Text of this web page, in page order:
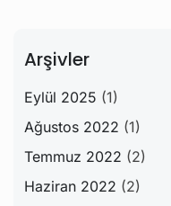
Arşivler
Eylül 2025 (1)
Ağustos 2022 (1)
Temmuz 2022 (2)
Haziran 2022 (2)